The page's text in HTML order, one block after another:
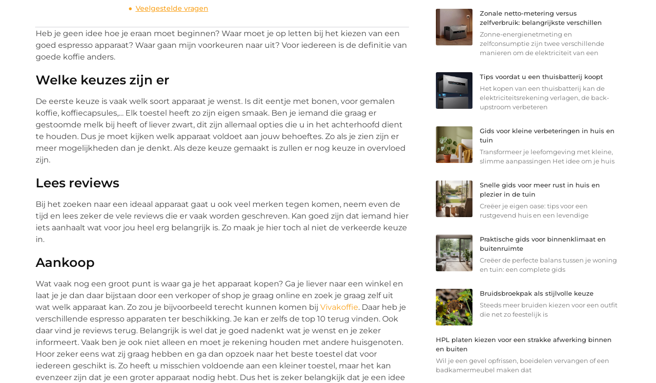
Veelgestelde vragen
Heb je geen idee hoe je eraan moet beginnen? Waar moet je op letten bij het kiezen van een
goed espresso apparaat? Waar gaan mijn voorkeuren naar uit? Voor iedereen is de definitie van
goede koffie anders.
Welke keuzes zijn er
De eerste keuze is vaak welk soort apparaat je wenst. Is dit eentje met bonen, voor gemalen
koffie, koffiecapsules,… Elk toestel heeft zo zijn eigen smaak. Ben je iemand die graag er
gestoomde melk bij heeft of liever zwart, dit zijn allemaal opties die u in het achterhoofd dient
te houden. Dus je moet kijken welk apparaat voldoet aan jouw behoeftes. Zo als je zien zijn er
meer mogelijkheden dan je denkt. Als deze keuze gemaakt is zullen er nog keuze in overvloed
zijn.
Lees reviews
Bij het zoeken naar een ideaal apparaat gaat u ook veel merken tegen komen, neem even de
tijd en lees zeker de vele reviews die er vaak worden geschreven. Kan goed zijn dat iemand hier
iets aanhaalt wat voor jou heel erg belangrijk is. Zo maak je hier toch al niet de verkeerde keuze
in.
Aankoop
Wat vaak nog een groot punt is waar ga je het apparaat kopen? Ga je liever naar een winkel en
laat je je dan daar bijstaan door een verkoper of shop je graag online en zoek je graag zelf uit
wat welk apparaat kan. Zo zou je bijvoorbeeld terecht kunnen komen bij Vivakoffie. Daar heb je
verschillende espresso apparaten ter beschikking. Je kan er zelfs de top 10 terug vinden. Ook
daar vind je reviews terug. Belangrijk is wel dat je goed nadenkt wat je wenst en je zeker
informeert. Vaak ben je ook niet alleen en moet je rekening houden met andere huisgenoten.
Hoor zeker eens wat zij graag hebben en ga dan opzoek naar het beste toestel dat voor
iedereen geschikt is. Zo heeft u misschien voldoende aan een kleiner toestel, maar het kan
evenzeer zijn dat je een groter apparaat nodig hebt. Dus het is zeker belangkijk dat je een idee
Zonale netto-metering versus
zelfverbruik: belangrijkste verschillen
Zonne-energienetmeting en
zelfconsumptie zijn twee verschillende
manieren om de elektriciteit van een
Tips voordat u een thuisbatterij koopt
Het kopen van een thuisbatterij kan de
elektriciteitsrekening verlagen, de back-
upstroom verbeteren
Gids voor kleine verbeteringen in huis en
tuin
Transformeer je leefomgeving met kleine,
slimme aanpassingen Het idee om je huis
Snelle gids voor meer rust in huis en
plezier in de tuin
Creëer je eigen oase: tips voor een
rustgevend huis en een levendige
Praktische gids voor binnenklimaat en
buitenruimte
Creëer de perfecte balans tussen je woning
en tuin: een complete gids
Bruidsbroekpak als stijlvolle keuze
Steeds meer bruiden kiezen voor een outfit
die net zo feestelijk is
HPL platen kiezen voor een strakke afwerking binnen
en buiten
Wil je een gevel opfrissen, boeidelen vervangen of een
badkamermeubel maken dat